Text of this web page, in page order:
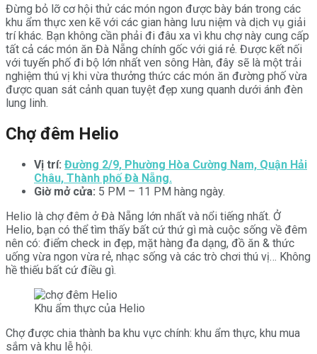
Đừng bỏ lỡ cơ hội thử các món ngon được bày bán trong các
khu ẩm thực xen kẽ với các gian hàng lưu niệm và dịch vụ giải
trí khác. Bạn không cần phải đi đâu xa vì khu chợ này cung cấp
tất cả các món ăn Đà Nẵng chính gốc với giá rẻ. Được kết nối
với tuyến phố đi bộ lớn nhất ven sông Hàn, đây sẽ là một trải
nghiệm thú vị khi vừa thưởng thức các món ăn đường phố vừa
được quan sát cảnh quan tuyệt đẹp xung quanh dưới ánh đèn
lung linh.
Chợ đêm Helio
Vị trí: Đường 2/9, Phường Hòa Cường Nam, Quận Hải
Châu, Thành phố Đà Nẵng.
Giờ mở cửa: 5 PM – 11 PM hàng ngày.
Helio là chợ đêm ở Đà Nẵng lớn nhất và nổi tiếng nhất. Ở
Helio, bạn có thể tìm thấy bất cứ thứ gì mà cuộc sống về đêm
nên có: điểm check in đẹp, mặt hàng đa dạng, đồ ăn & thức
uống vừa ngon vừa rẻ, nhạc sống và các trò chơi thú vị… Không
hề thiếu bất cứ điều gì.
Khu ẩm thực của Helio
Chợ được chia thành ba khu vực chính: khu ẩm thực, khu mua
sắm và khu lễ hội.